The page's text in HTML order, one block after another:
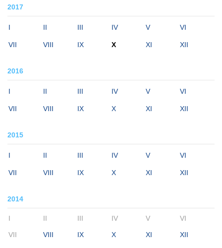
2017
I II III IV V VI
VII VIII IX X XI XII
2016
I II III IV V VI
VII VIII IX X XI XII
2015
I II III IV V VI
VII VIII IX X XI XII
2014
I II III IV V VI
VII VIII IX X XI XII